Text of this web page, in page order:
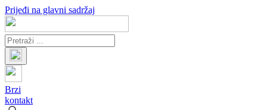
Prijeđi na glavni sadržaj
Brzi
kontakt